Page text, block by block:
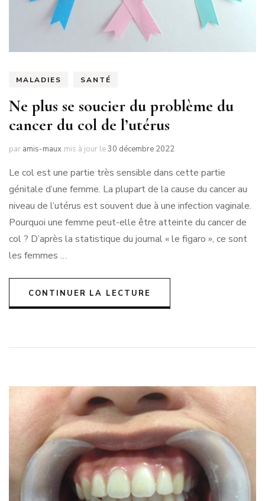
MALADIES SANTÉ
Ne plus se soucier du problème du
cancer du col de l’utérus
par amis-maux mis à jour le30 décembre 2022
Le col est une partie très sensible dans cette partie
génitale d’une femme. La plupart de la cause du cancer au
niveau de l’utérus est souvent due à une infection vaginale.
Pourquoi une femme peut-elle être atteinte du cancer de
col ? D’après la statistique du journal « le figaro », ce sont
les femmes …
CONTINUER LA LECTURE